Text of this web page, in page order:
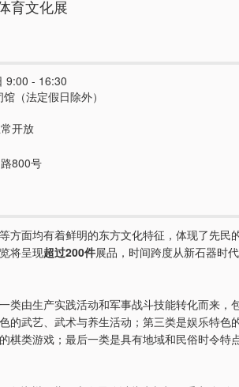
育文化展
9:00 - 16:30
（法定假日除外）
开放
800号
方面均有着鲜明的东方文化特征，体现了先民
将呈现超过200件展品，时间跨度从新石器时
类由生产实践活动和军事战斗技能转化而来，
的武艺、武术与养生活动；第三类是娱乐特色
棋类游戏；最后一类是具有地域和民俗时令特